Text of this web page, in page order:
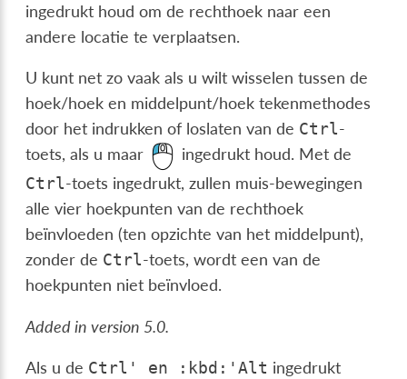
ingedrukt houd om de rechthoek naar een
andere locatie te verplaatsen.
U kunt net zo vaak als u wilt wisselen tussen de
hoek/hoek en middelpunt/hoek tekenmethodes
door het indrukken of loslaten van de Ctrl-
toets, als u maar
ingedrukt houd. Met de
Ctrl-toets ingedrukt, zullen muis-bewegingen
alle vier hoekpunten van de rechthoek
beïnvloeden (ten opzichte van het middelpunt),
zonder de Ctrl-toets, wordt een van de
hoekpunten niet beïnvloed.
Added in version 5.0.
Als u de Ctrl' en :kbd:'Alt ingedrukt